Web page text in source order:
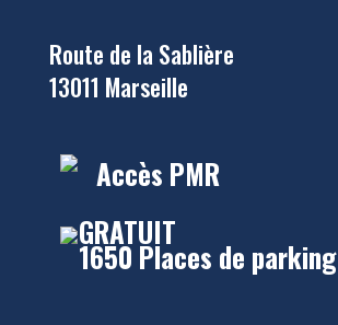
Route de la Sablière
13011 Marseille
Accès PMR
GRATUIT
1650 Places de parking